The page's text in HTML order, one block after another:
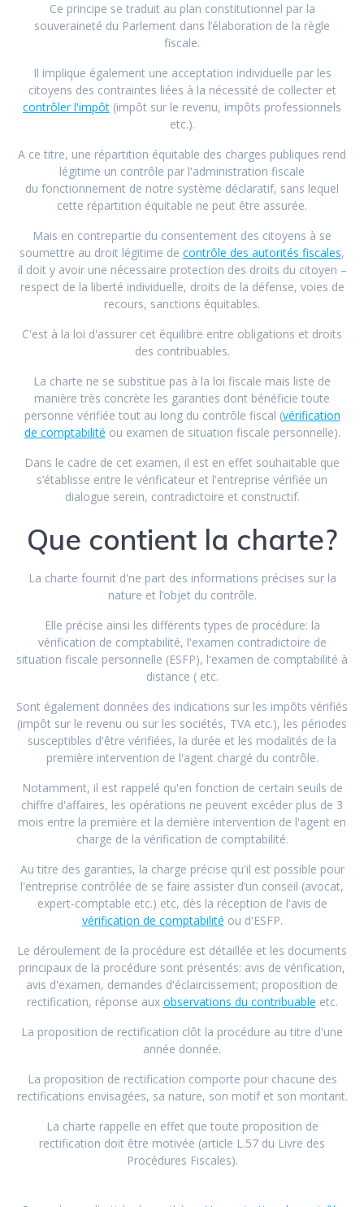
Ce principe se traduit au plan constitutionnel par la
souveraineté du Parlement dans l’élaboration de la règle
fiscale.
Il implique également une acceptation individuelle par les
citoyens des contraintes liées à la nécessité de collecter et
contrôler l'impôt (impôt sur le revenu, impôts professionnels
etc.).
A ce titre, une répartition équitable des charges publiques rend
légitime un contrôle par l'administration fiscale
du fonctionnement de notre système déclaratif, sans lequel
cette répartition équitable ne peut être assurée.
Mais en contrepartie du consentement des citoyens à se
soumettre au droit légitime de contrôle des autorités fiscales,
il doit y avoir une nécessaire protection des droits du citoyen –
respect de la liberté individuelle, droits de la défense, voies de
recours, sanctions équitables.
C'est à la loi d'assurer cet équilibre entre obligations et droits
des contribuables.
La charte ne se substitue pas à la loi fiscale mais liste de
manière très concrète les garanties dont bénéficie toute
personne vérifiée tout au long du contrôle fiscal (vérification
de comptabilité ou examen de situation fiscale personnelle).
Dans le cadre de cet examen, il est en effet souhaitable que
s’établisse entre le vérificateur et l'entreprise vérifiée un
dialogue serein, contradictoire et constructif.
Que contient la charte?
La charte fournit d'ne part des informations précises sur la
nature et l’objet du contrôle.
Elle précise ainsi les différents types de procédure: la
vérification de comptabilité, l'examen contradictoire de
situation fiscale personnelle (ESFP), l'examen de comptabilité à
distance ( etc.
Sont également données des indications sur les impôts vérifiés
(impôt sur le revenu ou sur les sociétés, TVA etc.), les périodes
susceptibles d'être vérifiées, la durée et les modalités de la
première intervention de l'agent chargé du contrôle.
Notamment, il est rappelé qu'en fonction de certain seuils de
chiffre d'affaires, les opérations ne peuvent excéder plus de 3
mois entre la première et la dernière intervention de l'agent en
charge de la vérification de comptabilité.
Au titre des garanties, la charge précise qu'il est possible pour
l'entreprise contrôlée de se faire assister d’un conseil (avocat,
expert-comptable etc.) etc, dès la réception de l'avis de
vérification de comptabilité ou d'ESFP.
Le déroulement de la procédure est détaillée et les documents
principaux de la procédure sont présentés: avis de vérification,
avis d'examen, demandes d'éclaircissement; proposition de
rectification, réponse aux observations du contribuable etc.
La proposition de rectification clôt la procédure au titre d'une
année donnée.
La proposition de rectification comporte pour chacune des
rectifications envisagées, sa nature, son motif et son montant.
La charte rappelle en effet que toute proposition de
rectification doit être motivée (article L.57 du Livre des
Procédures Fiscales).